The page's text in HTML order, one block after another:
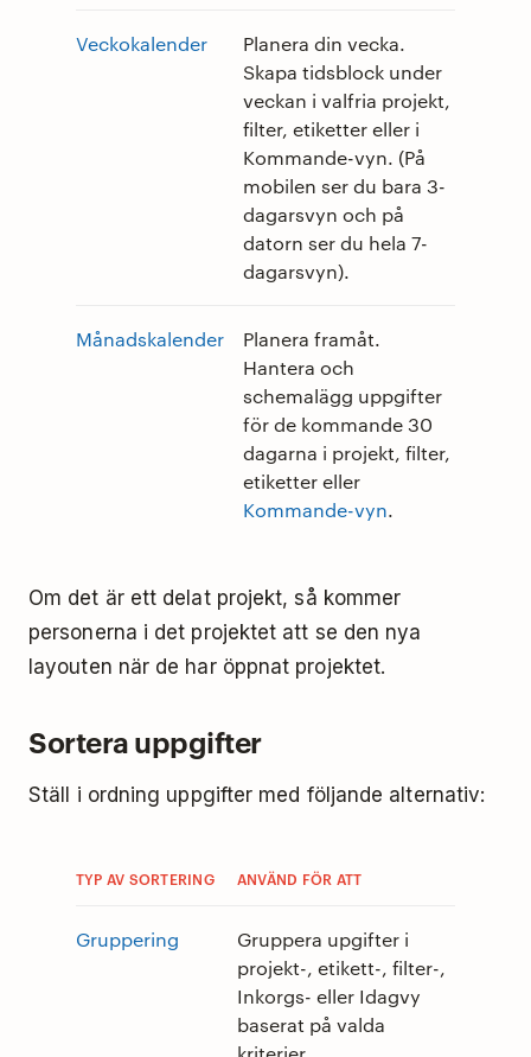
Veckokalender
Planera din vecka.
Skapa tidsblock under
veckan i valfria projekt,
filter, etiketter eller i
Kommande-vyn. (På
mobilen ser du bara 3-
dagarsvyn och på
datorn ser du hela 7-
dagarsvyn).
Månadskalender
Planera framåt.
Hantera och
schemalägg uppgifter
för de kommande 30
dagarna i projekt, filter,
etiketter eller
Kommande-vyn.
Om det är ett delat projekt, så kommer
personerna i det projektet att se den nya
layouten när de har öppnat projektet.
Sortera uppgifter
Ställ i ordning uppgifter med följande alternativ:
TYP AV SORTERING ANVÄND FÖR ATT
Gruppering
Gruppera upgifter i
projekt-, etikett-, filter-,
Inkorgs- eller Idagvy
baserat på valda